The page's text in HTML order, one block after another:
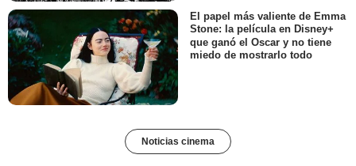
El papel más valiente de Emma
Stone: la película en Disney+
que ganó el Oscar y no tiene
miedo de mostrarlo todo
Noticias cinema